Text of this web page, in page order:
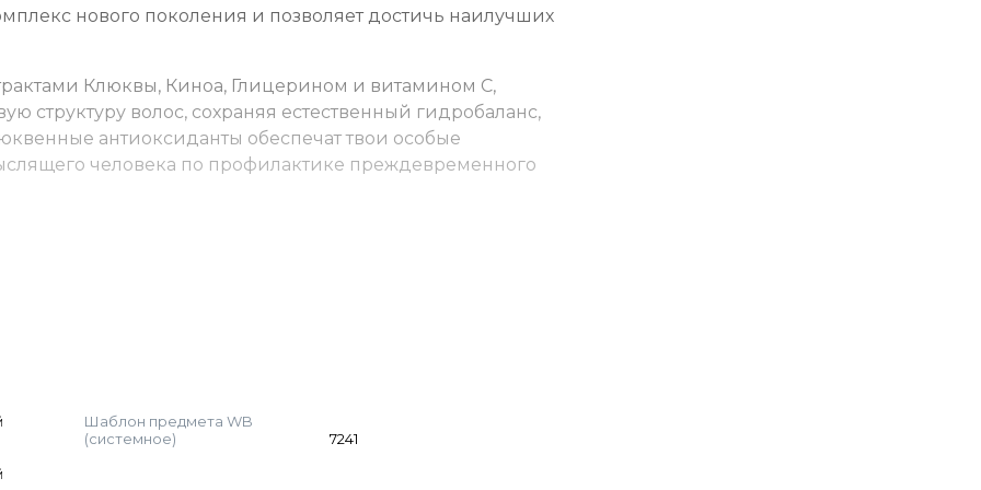
нового поколения и позволяет достичь наилучших
Клюквы, Киноа, Глицерином и витамином С,
структуру волос, сохраняя естественный гидробаланс,
антиоксиданты обеспечат твои особые
человека по профилактике преждевременного
Для волос уровня 5-6 — 8-10% от основного красителя,
Оксид рассчитывается стандартно. Корректоры
Шаблон предмета WB
(системное)
7241